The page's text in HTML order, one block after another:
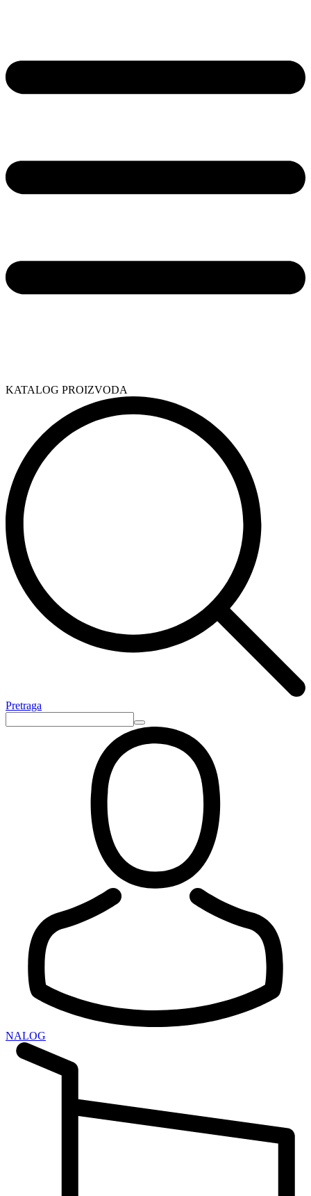
KATALOG PROIZVODA
Pretraga
NALOG